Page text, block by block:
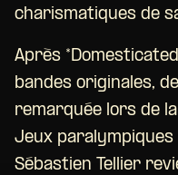
charismatiques de
Après
bandes originales,
remarquée lors de
Jeux
Sébastien Tellier